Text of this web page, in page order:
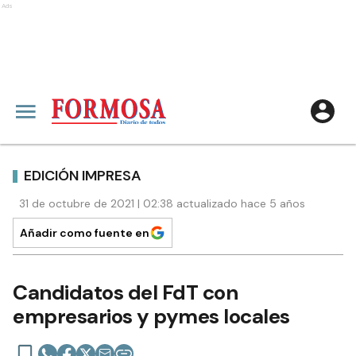
Ads
EDICIÓN IMPRESA
31 de octubre de 2021 | 02:38 actualizado hace 5 años
Añadir como fuente en
Candidatos del FdT con
empresarios y pymes locales